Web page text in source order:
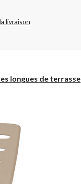
livraison
longues de terrasse